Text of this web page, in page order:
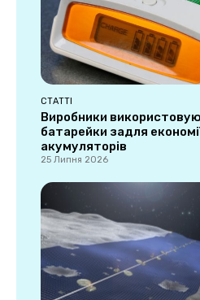
СТАТТІ
Виробники
батарейки задля
акумуляторів
25 Липня 2026